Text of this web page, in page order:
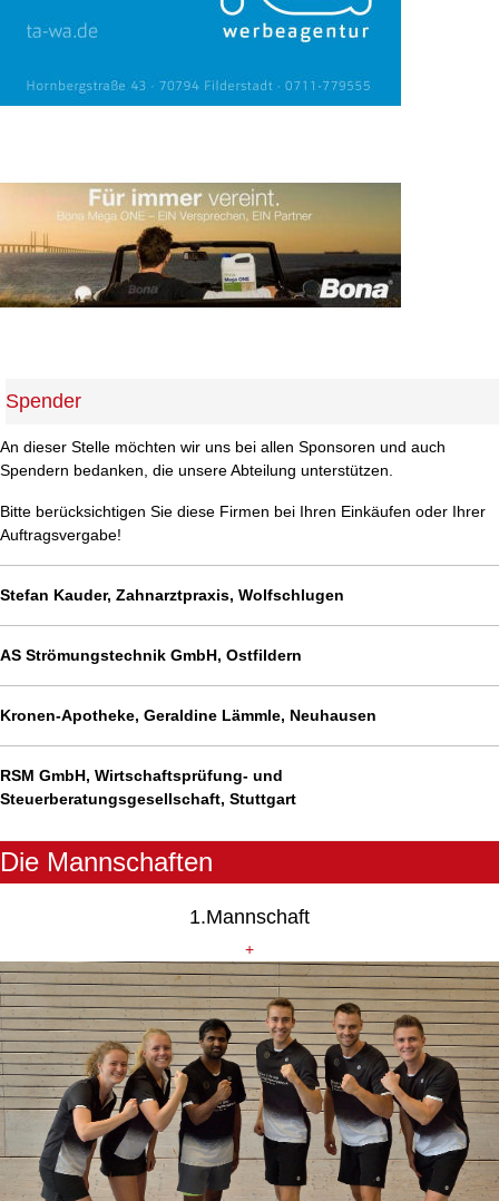
Spender
An dieser Stelle möchten wir uns bei allen Sponsoren und auch
Spendern bedanken, die unsere Abteilung unterstützen.
Bitte berücksichtigen Sie diese Firmen bei Ihren Einkäufen oder Ihrer
Auftragsvergabe!
Stefan Kauder, Zahnarztpraxis, Wolfschlugen
AS Strömungstechnik GmbH, Ostfildern
Kronen-Apotheke, Geraldine Lämmle, Neuhausen
RSM GmbH, Wirtschaftsprüfung- und
Steuerberatungsgesellschaft, Stuttgart
Die Mannschaften
1.Mannschaft
+